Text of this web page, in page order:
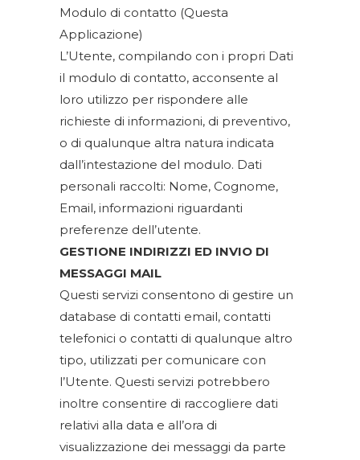
Modulo di contatto (Questa
Applicazione)
L’Utente, compilando con i propri Dati
il modulo di contatto, acconsente al
loro utilizzo per rispondere alle
richieste di informazioni, di preventivo,
o di qualunque altra natura indicata
dall’intestazione del modulo. Dati
personali raccolti: Nome, Cognome,
Email, informazioni riguardanti
preferenze dell’utente.
GESTIONE INDIRIZZI ED INVIO DI
MESSAGGI MAIL
Questi servizi consentono di gestire un
database di contatti email, contatti
telefonici o contatti di qualunque altro
tipo, utilizzati per comunicare con
l’Utente. Questi servizi potrebbero
inoltre consentire di raccogliere dati
relativi alla data e all’ora di
visualizzazione dei messaggi da parte